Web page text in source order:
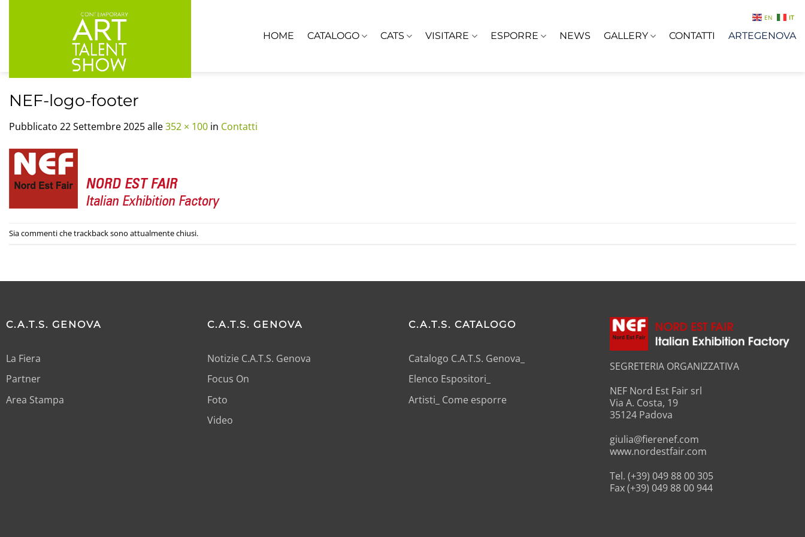
HOME CATALOGO CATS VISITARE ESPORRE NEWS GALLERY CONTATTI ARTEGENOVA
NEF-logo-footer
Pubblicato 22 Settembre 2025alle352 × 100 in Contatti
Sia commenti che trackback sono attualmente chiusi.
C.A.T.S. GENOVA
La Fiera
Partner
Area Stampa
C.A.T.S. GENOVA
Notizie C.A.T.S. Genova
Focus On
Foto
Video
C.A.T.S. CATALOGO
Catalogo C.A.T.S. Genova_
Elenco Espositori_
Artisti_ Come esporre
SEGRETERIA ORGANIZZATIVA
NEF Nord Est Fair srl
Via A. Costa, 19
35124 Padova
giulia@fierenef.com
www.nordestfair.com
Tel. (+39) 049 88 00 305
Fax (+39) 049 88 00 944
EN IT